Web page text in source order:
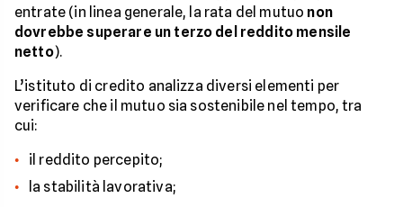
entrate (in linea generale, la rata del mutuo non
dovrebbe superare un terzo del reddito mensile
netto).
L’istituto di credito analizza diversi elementi per
verificare che il mutuo sia sostenibile nel tempo, tra
cui:
il reddito percepito;
la stabilità lavorativa;